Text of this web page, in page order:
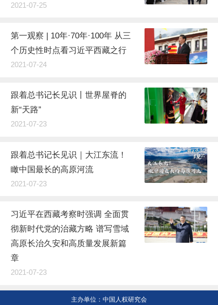
2021-07-25
第一观察 | 10年·70年·100年 从三
个历史性时点看习近平西藏之行
2021-07-24
跟着总书记长见识丨世界屋脊的
新“天路”
2021-07-23
跟着总书记长见识｜大江东流！
瞰中国最长的高原河流
2021-07-23
习近平在西藏考察时强调 全面贯
彻新时代党的治藏方略 谱写雪域
高原长治久安和高质量发展新篇
章
2021-07-23
主办单位：中国人权研究会